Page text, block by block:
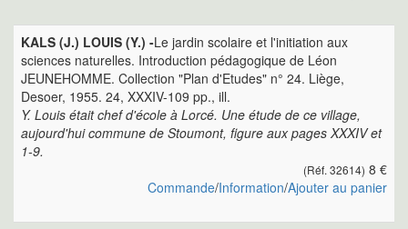
KALS (J.) LOUIS (Y.) -Le jardin scolaire et l'initiation aux
sciences naturelles. Introduction pédagogique de Léon
JEUNEHOMME. Collection "Plan d'Etudes" n° 24. Liège,
Desoer, 1955. 24, XXXIV-109 pp., ill.
Y. Louis était chef d'école à Lorcé. Une étude de ce village,
aujourd'hui commune de Stoumont, figure aux pages XXXIV et
1-9.
(Réf. 32614) 8 €
Commande/Information/Ajouter au panier